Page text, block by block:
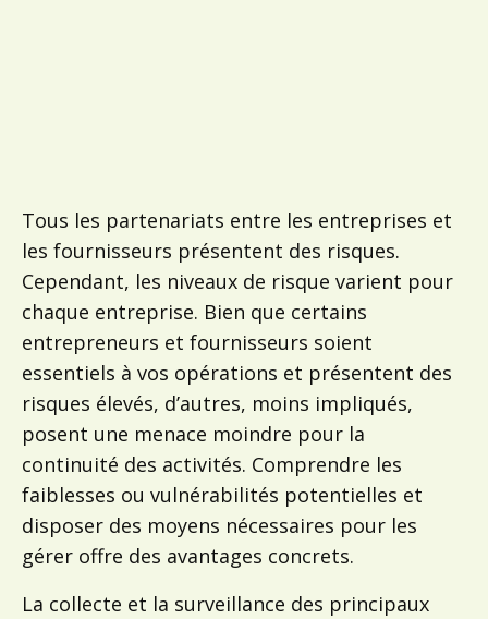
Tous les partenariats entre les entreprises et
les fournisseurs présentent des risques.
Cependant, les niveaux de risque varient pour
chaque entreprise. Bien que certains
entrepreneurs et fournisseurs soient
essentiels à vos opérations et présentent des
risques élevés, d’autres, moins impliqués,
posent une menace moindre pour la
continuité des activités. Comprendre les
faiblesses ou vulnérabilités potentielles et
disposer des moyens nécessaires pour les
gérer offre des avantages concrets.
La collecte et la surveillance des principaux